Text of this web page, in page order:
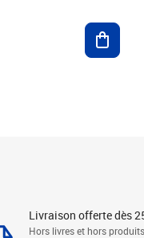
Livraison offerte dès
Hors livres et hors produits